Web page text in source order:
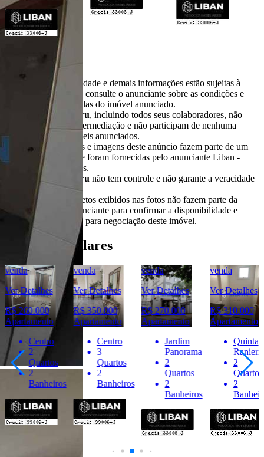
Importante
* Valores, disponibilidade e demais informações estão sujeitas à
alterações. SEMPRE consulte o anunciante sobre as condições e
informações atualizadas do imóvel anunciado.
Portal Casa Bauru, incluindo todos seus colaboradores, não
realizam qualquer intermediação e não participam de nenhuma
negociação dos imóveis anunciados.
Todas as informações e imagens deste anúncio fazem parte de um
anúncio publicitário e foram fornecidas pelo anunciante Liban -
Negócios Imobiliários.
Portal Casa Bauru não tem controle e não garante a veracidade
destas informações.
Móveis e demais objetos exibidos nas fotos não fazem parte da
oferta. Contate o anunciante para confirmar a disponibilidade e
condições detalhadas para negociação deste imóvel.
Imóveis Similares
venda
Ver Detalhes
R$ 260.000
Apartamento
Centro
2
Quartos
2
Banheiros
venda
Ver Detalhes
R$ 350.000
Apartamento
Centro
3
Quartos
2
Banheiros
venda
Ver Detalhes
R$ 270.000
Apartamento
Jardim
Panorama
2
Quartos
2
Banheiros
venda
Ver Detalhes
R$ 310.000
Apartamento
Quinta
Ranieri
2
Quartos
2